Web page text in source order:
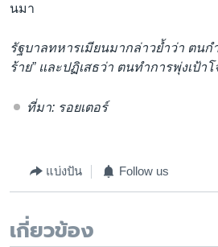
นมา
รัฐบาลทหารเมียนมากล่าวย้ำว่า ตนก
ร้าย” และปฏิเสธว่า ตนทำการพุ่งเป้า
ที่มา: รอยเตอร์
แบ่งปัน Follow us
เกี่ยวข้อง